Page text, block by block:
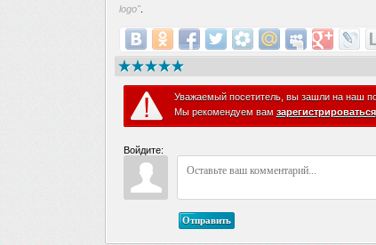
logo"
Уважаемый посетитель, вы зашли на наш
Мы рекомендуем вам зарегистрироваться
Войдите:
Отправить